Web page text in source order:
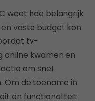
weet hoe belangrijk
vaste budget kon
tv-
online kwamen en
om snel
Om de toename in
en functionaliteit